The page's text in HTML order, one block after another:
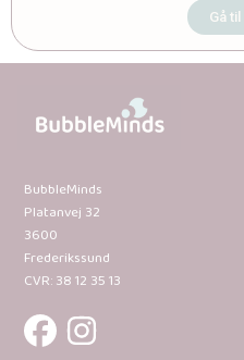
Gå
BubbleMinds
Platanvej 32
3600
Frederikssund
CVR: 38 12 35 13